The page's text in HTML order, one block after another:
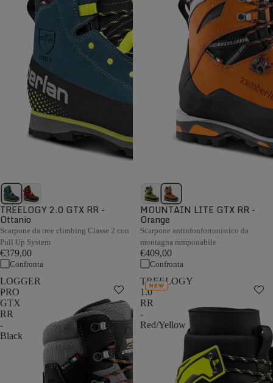
TREELOGY 2.0 GTX RR -
Ottanio
Scarpone da tree climbing Classe 2 con
Pull Up System
€379,00
Confronta
MOUNTAIN LITE GTX RR -
Orange
Scarpone antinfonfortunistico da
montagna ramponabile
€409,00
Confronta
LOGGER
PRO
GTX
RR
-
Black
TREELOGY
1.0
RR
-
Red/Yellow
NEW